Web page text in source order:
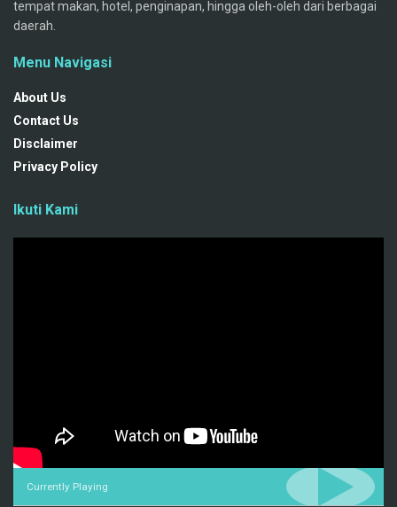
tempat makan, hotel, penginapan, hingga oleh-oleh dari berbagai
daerah.
Menu Navigasi
About Us
Contact Us
Disclaimer
Privacy Policy
Ikuti Kami
Currently Playing